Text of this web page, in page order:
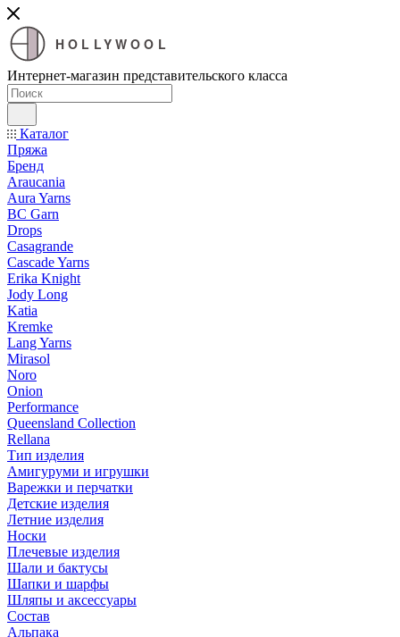
HOLLYWOOL
Интернет-магазин представительского класса
Каталог
Пряжа
Бренд
Araucania
Aura Yarns
BC Garn
Drops
Casagrande
Cascade Yarns
Erika Knight
Jody Long
Katia
Kremke
Lang Yarns
Mirasol
Noro
Onion
Performance
Queensland Collection
Rellana
Тип изделия
Амигуруми и игрушки
Варежки и перчатки
Детские изделия
Летние изделия
Носки
Плечевые изделия
Шали и бактусы
Шапки и шарфы
Шляпы и аксессуары
Состав
Альпака